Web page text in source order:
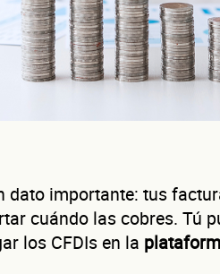
dato importante: tus
cuándo las cobres. Tú
los CFDIs en la